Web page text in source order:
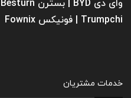
Trumpchi | فونیکس Fownix
خدمات مشتریان